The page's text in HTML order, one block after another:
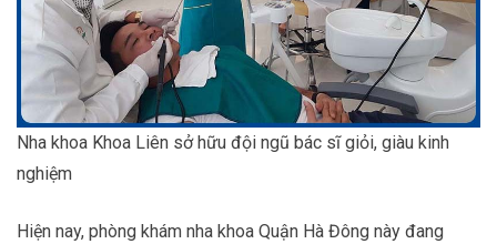
Nha khoa Khoa Liên sở hữu đội ngũ bác sĩ giỏi, giàu kinh
nghiệm
Hiện nay, phòng khám nha khoa Quận Hà Đông này đang